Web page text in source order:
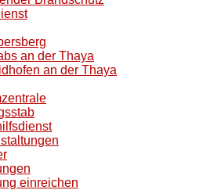
an der Thaya
an der Thaya
einreichen